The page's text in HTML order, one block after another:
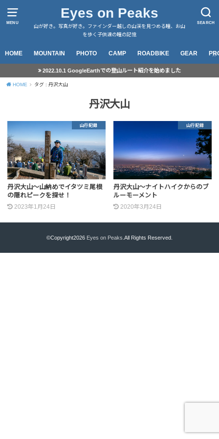
MENU SEARCH
Eyes on Peaks
山が好き。写真が好き。ファインダー越しの山渓を見つめる瞳、お山
を歩く子供達の瞳の記憶
HOME MOUNTAIN PHOTO CAMP ROADBIKE GEAR
2022.10.1 GoogleEarthでの登山ルート紹介を始めました
HOME タグ : 丹沢大山
丹沢大山
山行記録
丹沢大山～山納めでイタツミ尾根
の隠れピークを探せ！
2023年1月24日
山行記録
丹沢大山～ナイトハイクからのブ
ルーモーメント
2020年3月24日
©Copyright2026 Eyes on Peaks .All Rights Reserved.